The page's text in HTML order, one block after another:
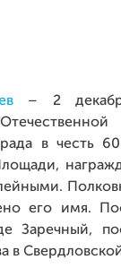
– 2
в честь
его имя.
Заречный,
в